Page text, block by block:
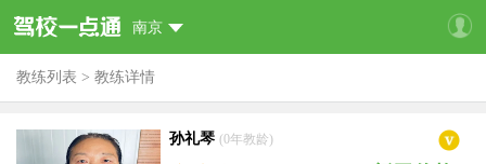
南京
教练列表 > 教练详情
孙礼琴 (0年教龄)